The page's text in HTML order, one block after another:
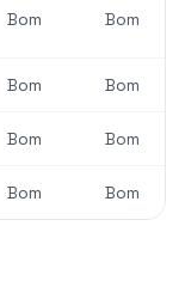
Bom Bom
Bom Bom
Bom Bom
Bom Bom